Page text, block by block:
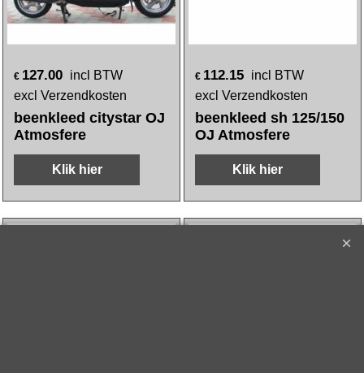
€ 127.00 incl BTW
excl Verzendkosten
beenkleed citystar OJ
Atmosfere
Klik hier
€ 112.15 incl BTW
excl Verzendkosten
beenkleed sh 125/150
OJ Atmosfere
Klik hier